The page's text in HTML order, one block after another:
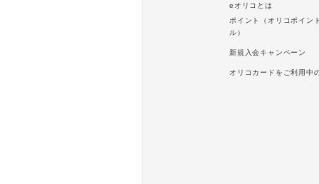
eオリコとは
ポイント（オリコポイン
ル）
新規入会キャンペーン
オリコカードをご利用中